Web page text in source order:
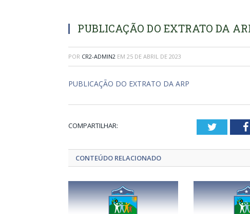
PUBLICAÇÃO DO EXTRATO DA
POR CR2-ADMIN2 EM 25 DE ABRIL DE 2023
PUBLICAÇÃO DO EXTRATO DA ARP
COMPARTILHAR: Twitter
CONTEÚDO RELACIONADO